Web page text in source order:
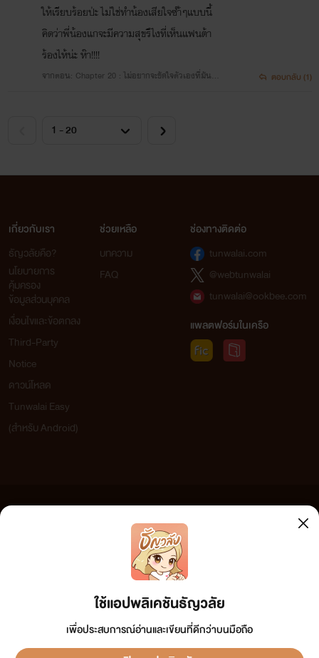
ให้เรียบร้อยป่ะ ไม่ใช่ทำน้องเสียใจซำ้ๆแบบนี้
คิดว่าพี่น้องแกจะมีความสุขรึไงที่เห็นแฟนต้า
ร้องไห้น่ะ ห๊า!!!!
จากตอน: Chapter 20 : ไม่อยากจะขัดใจตัวเองที่มันช
ตอบกลับ (1)
ใช้แอปพลิเคชันธัญวลัย
เพื่อประสบการณ์อ่านและเขียนที่ดีกว่าบนมือถือ
เกี่ยวกับเรา
ธัญวลัยคือ?
นโยบายการ
คุ้มครอง
ข้อมูลส่วนบุคคล
เงื่อนไขและข้อตกลง
Third-Party
Notice
ดาวน์โหลด
Tunwalai Easy
(สำหรับ Android)
ช่วยเหลือ
บทความ
FAQ
ช่องทางติดต่อ
tunwalai.com
@webtunwalai
tunwalai@ookbee.com
แพลตฟอร์มในเครือ
เว็บไซต์แห่งนี้ไม่ได้เห็นด้วยและไม่ขอรับผิดชอบต่อข้อความใดๆ ทั้งสิ้น ดังนั้นผู้อ่านทุกท่านโปรดใช้
วิจารณญาณในการกลั่นกรองด้วยตนเอง และหากท่านพบข้อความใดๆ ที่ขัดต่อกฎหมายและศีลธรรม
กรุณาแจ้งมาที่ tunwalai@ookbee.com เพื่อทีมงานจะได้ดำเนินการในทันที ทั้งนี้ ทางเว็บไซต์ขอสงวน
ลิขสิทธิ์ตามพระราชบัญญัติลิขสิทธิ์ (ฉบับเพิ่มเติม) พ.ศ.2558